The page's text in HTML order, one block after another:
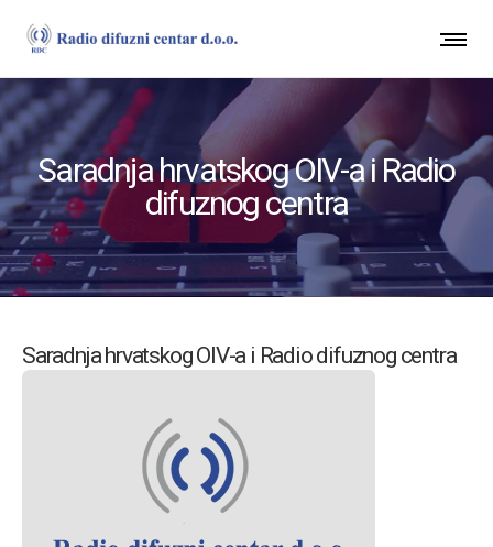
Saradnja hrvatskog OIV-a i Radio
difuznog centra
Saradnja hrvatskog OIV-a i Radio difuznog centra